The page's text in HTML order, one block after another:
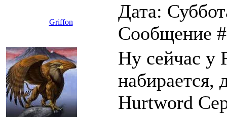
Griffon
Дата:
Сообщение
Ну сейчас у
набирается,
Hurtword